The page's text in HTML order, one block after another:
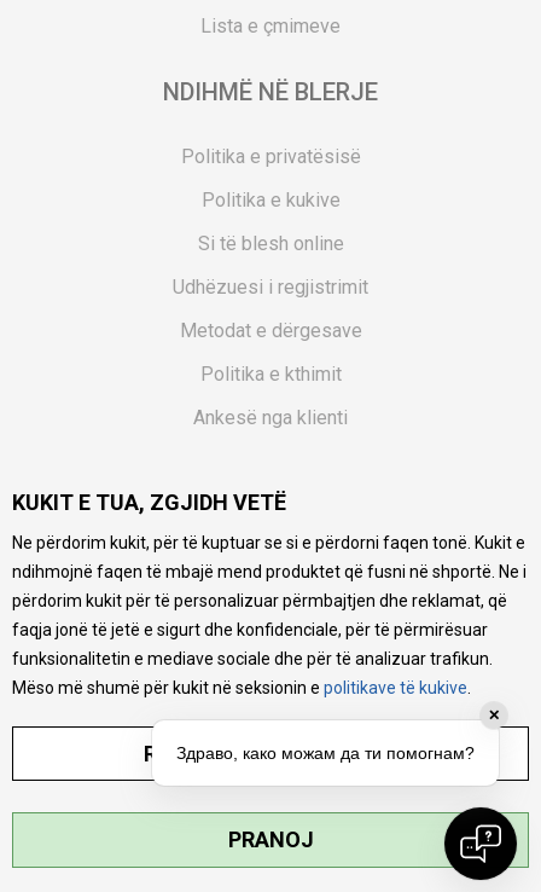
Lista e çmimeve
NDIHMË NË BLERJE
Politika e privatësisë
Politika e kukive
Si të blesh online
Udhëzuesi i regjistrimit
Metodat e dërgesave
Politika e kthimit
Ankesë nga klienti
Pyetjet më të shpeshta
Ne bëjmë çmos që të ofrojmë një përshkrim sa më të saktë
të produkteve tona, ofrojmë edhe foto e çmimin, por nuk
mund të garantojmë që informacioni është i plotë e pa
gabime. Të gjitha produktet janë pjesë e portfolios sonë, por
kjo nuk do të thotë se janë në gjendje në çdo çast.
, ZHVILLUAR NGANB SOFT
. TË GJITHA TË DREJTAT E
KUKIT E TUA, ZGJIDH VETË
Ne përdorim kukit, për të kuptuar se si e përdorni faqen tonë. Kukit e
ndihmojnë faqen të mbajë mend produktet që fusni në shportë. Ne i
përdorim kukit për të personalizuar përmbajtjen dhe reklamat, që
faqja jonë të jetë e sigurt dhe konfidenciale, për të përmirësuar
funksionalitetin e mediave sociale dhe për të analizuar trafikun.
Mëso më shumë për kukit në seksionin e politikave të kukive
RREGULLO PARAMETRAT
PRANOJ
✕
Здраво, како можам да ти помогнам?